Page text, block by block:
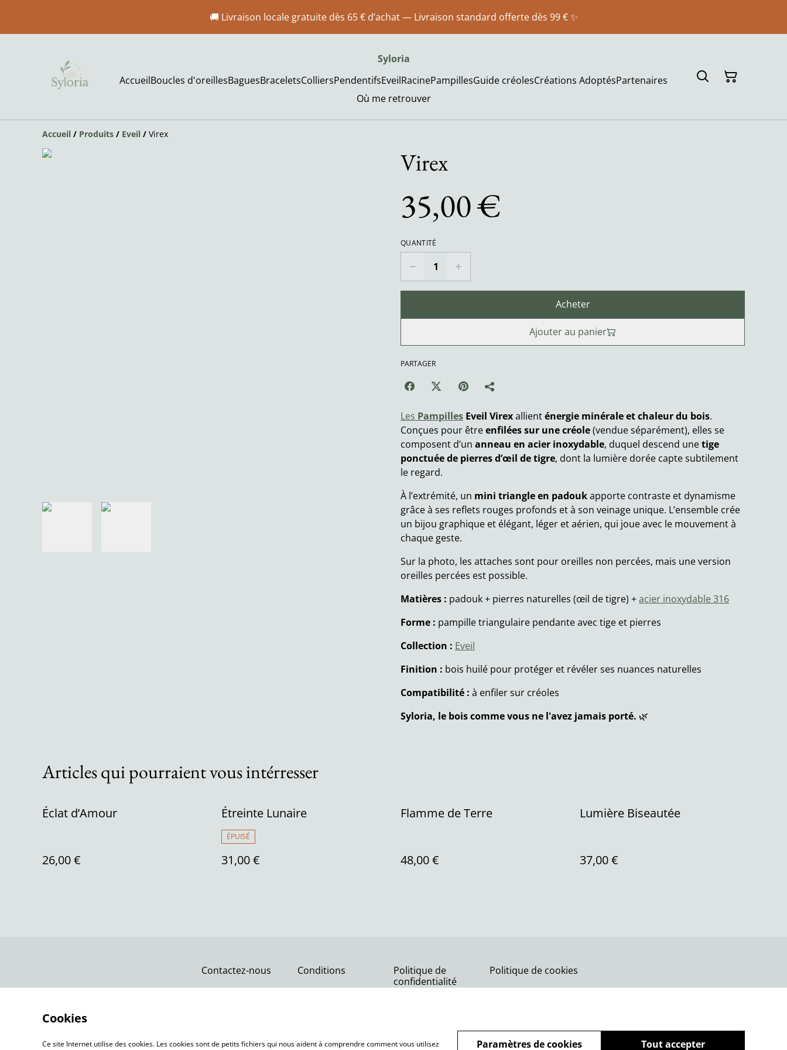
🚚 Livraison locale gratuite dès 65 € d’achat — Livraison standard offerte dès 99 € ✨
Syloria
AccueilBoucles d'oreillesBaguesBraceletsColliersPendentifsEveilRacinePampillesGuide créolesCréations AdoptésPartenaires
Où me retrouver
Accueil / Produits / Eveil / Virex
Virex
35,00 €
QUANTITÉ
Acheter
Ajouter au panier
PARTAGER
Les Pampilles Eveil Virexallienténergie minérale et chaleur du bois.
Conçues pour êtreenfilées sur une créole(vendue séparément), elles se
composent d’un anneau en acier inoxydable, duquel descend unetige
ponctuée de pierres d’œil de tigre, dont la lumière dorée capte subtilement
le regard.
À l’extrémité, un mini triangle en padoukapporte contraste et dynamisme
grâce à ses reflets rouges profonds et à son veinage unique. L’ensemble crée
un bijou graphique et élégant, léger et aérien, qui joue avec le mouvement à
chaque geste.
Sur la photo, les attaches sont pour oreilles non percées, mais une version
oreilles percées est possible.
Matières : padouk + pierres naturelles (œil de tigre) +acier inoxydable 316
Forme : pampille triangulaire pendante avec tige et pierres
Collection : Eveil
Finition : bois huilé pour protéger et révéler ses nuances naturelles
Compatibilité : à enfiler sur créoles
Syloria, le bois comme vous ne l'avez jamais porté. 🌿
Articles qui pourraient vous intérresser
Éclat d’Amour
26,00 €
Étreinte Lunaire
ÉPUISÉ
31,00 €
Flamme de Terre
48,00 €
Lumière Biseautée
37,00 €
Contactez-nous Conditions
Politique de
confidentialité
Politique de cookies
Cookies
Ce site Internet utilise des cookies. Les cookies sont de petits fichiers qui nous aident à comprendre comment vous utilisez
Tout accepter
Paramètres de cookies